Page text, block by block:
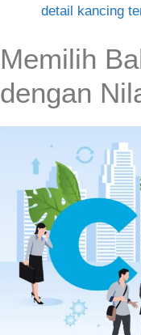
detail kancing
Memilih
dengan